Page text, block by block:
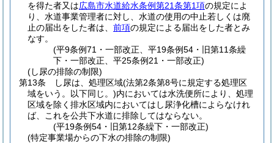
を得た者又は広島市水道給水条例第21条第1項の規定によ
り、水道事業管理者に対し、水道の使用の中止若しくは廃
止の届出をした者は、 前項の規定による届出をした者とみ
なす。
(平9条例71・一部改正、平19条例54・旧第11条繰
下・一部改正、平25条例21・一部改正)
(し尿の排除の制限)
第13条
し尿は、処理区域(法第2条第8号に規定する処理区
域をいう。以下同じ。)内においては水洗便所により、処理
区域を除く排水区域内においてはし尿浄化槽によらなけれ
ば、これを公共下水道に排除してはならない。
(平19条例54・旧第12条繰下・一部改正)
(特定事業場からの下水の排除の制限)